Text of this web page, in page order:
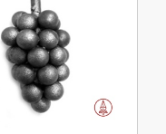
количество: